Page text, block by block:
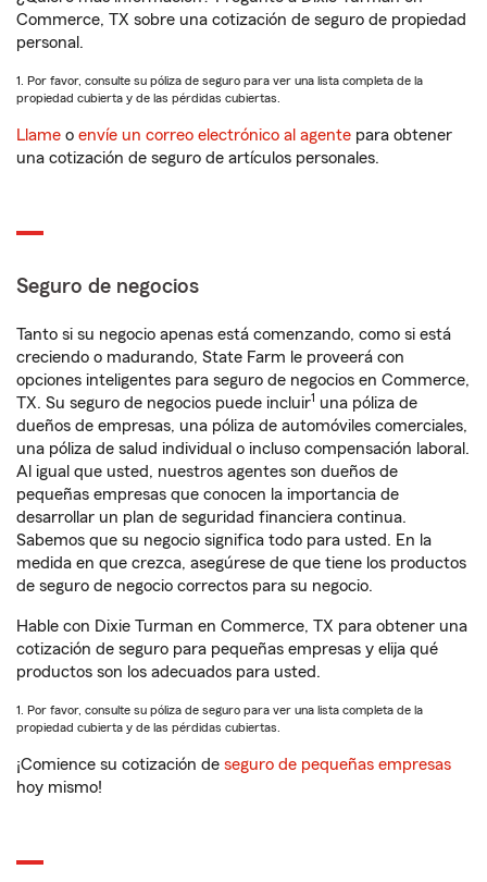
Commerce, TX sobre una cotización de seguro de propiedad
personal.
1. Por favor, consulte su póliza de seguro para ver una lista completa de la
propiedad cubierta y de las pérdidas cubiertas.
Llame o envíe un correo electrónico al agente para obtener
una cotización de seguro de artículos personales.
Seguro de negocios
Tanto si su negocio apenas está comenzando, como si está
creciendo o madurando, State Farm le proveerá con
opciones inteligentes para seguro de negocios en Commerce,
TX. Su seguro de negocios puede incluir1 una póliza de
dueños de empresas, una póliza de automóviles comerciales,
una póliza de salud individual o incluso compensación laboral.
Al igual que usted, nuestros agentes son dueños de
pequeñas empresas que conocen la importancia de
desarrollar un plan de seguridad financiera continua.
Sabemos que su negocio significa todo para usted. En la
medida en que crezca, asegúrese de que tiene los productos
de seguro de negocio correctos para su negocio.
Hable con Dixie Turman en Commerce, TX para obtener una
cotización de seguro para pequeñas empresas y elija qué
productos son los adecuados para usted.
1. Por favor, consulte su póliza de seguro para ver una lista completa de la
propiedad cubierta y de las pérdidas cubiertas.
¡Comience su cotización de seguro de pequeñas empresas
hoy mismo!